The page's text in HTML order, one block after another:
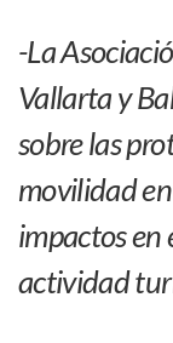
-La
Vallarta y
sobre las
movilidad
impactos en
actividad